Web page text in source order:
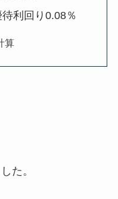
待利回り0.08％
算
た。